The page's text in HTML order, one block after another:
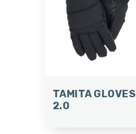
TAMITA GLOVES
2.0